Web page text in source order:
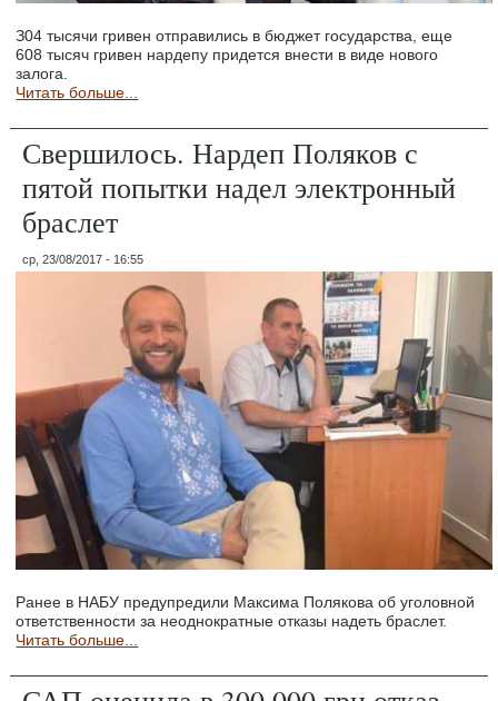
З04 тысячи гривен отправились в бюджет государства, еще
608 тысяч гривен нардепу придется внести в виде нового
залога.
Читать больше...
Свершилось. Нардеп Поляков с
пятой попытки надел электронный
браслет
ср, 23/08/2017 - 16:55
Ранее в НАБУ предупредили Максима Полякова об уголовной
ответственности за неоднократные отказы надеть браслет.
Читать больше...